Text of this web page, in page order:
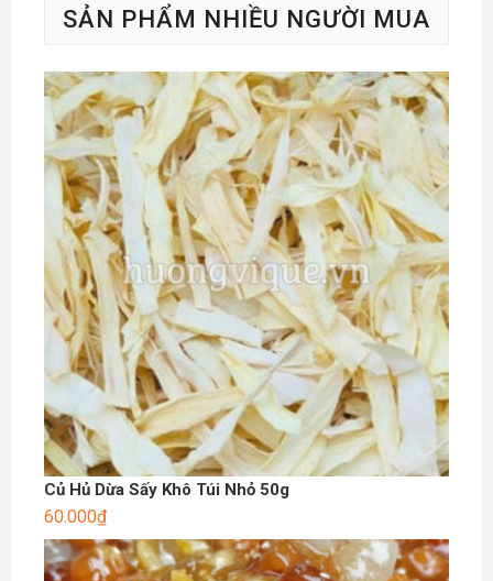
SẢN PHẨM NHIỀU NGƯỜI MUA
Củ Hủ Dừa Sấy Khô Túi Nhỏ 50g
60.000₫